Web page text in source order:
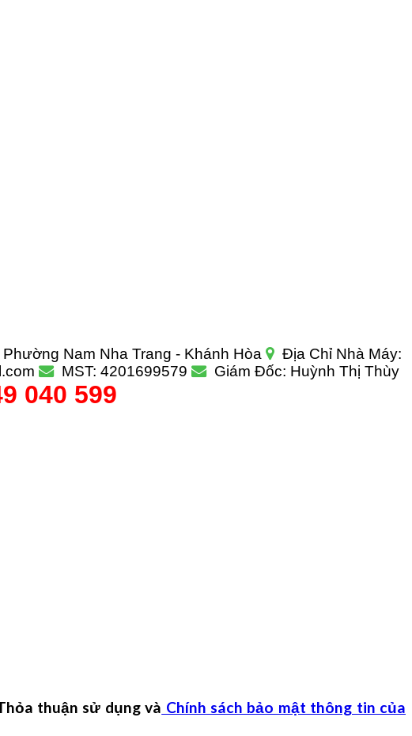
Nam Nha Trang - Khánh Hòa
Địa Chỉ Nhà Máy:
MST: 4201699579
Giám Đốc: Huỳnh Thị Thùy
040 599
thuận sử dụng và Chính sách bảo mật thông tin của